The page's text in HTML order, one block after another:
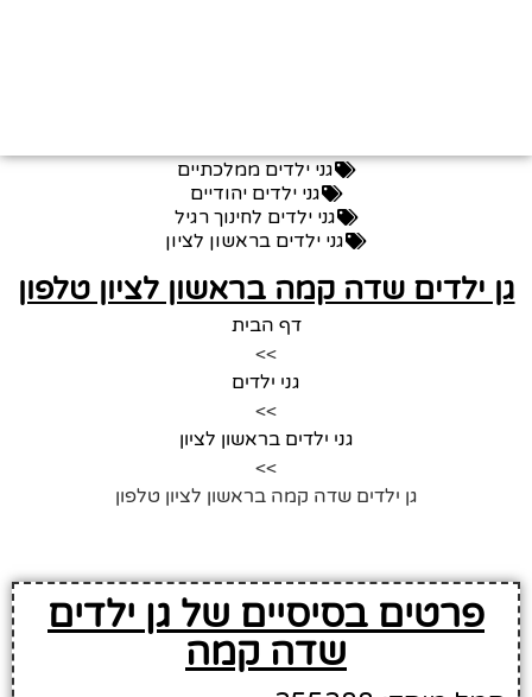
גני ילדים ממלכתיים
גני ילדים יהודיים
גני ילדים לחינוך רגיל
גני ילדים בראשון לציון
גן ילדים שדה קמה בראשון לציון טלפון
דף הבית
>>
גני ילדים
>>
גני ילדים בראשון לציון
>>
גן ילדים שדה קמה בראשון לציון טלפון
פרטים בסיסיים של גן ילדים
שדה קמה